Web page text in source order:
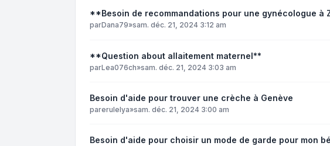
**Besoin de recommandations pour une gynécologue à
parDana79»sam. déc. 21, 2024 3:12 am
**Question about allaitement maternel**
parLea076ch»sam. déc. 21, 2024 3:03 am
Besoin d'aide pour trouver une crèche à Genève
parerulelya»sam. déc. 21, 2024 3:00 am
Besoin d'aide pour choisir un mode de garde pour mon